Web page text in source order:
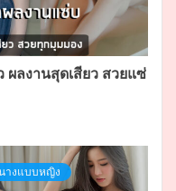
ผลงานสุดเสียว สวยแซ่
างแบบหญิง